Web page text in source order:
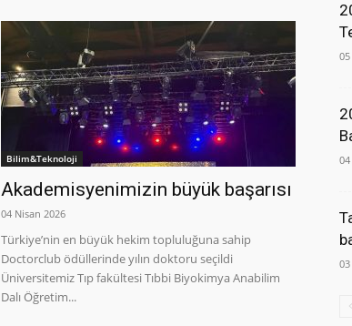
Bilim&Teknoloji
Akademisyenimizin büyük başarısı
04 Nisan 2026
Türkiye’nin en büyük hekim topluluğuna sahip
Doctorclub ödüllerinde yılın doktoru seçildi
Üniversitemiz Tıp fakültesi Tıbbi Biyokimya Anabilim
Dalı Öğretim...